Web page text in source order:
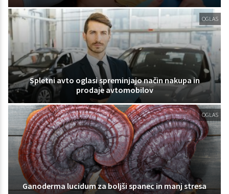
OGLAS
Spletni avto oglasi spreminjajo način nakupa in
prodaje avtomobilov
OGLAS
Ganoderma lucidum za boljši spanec in manj stresa